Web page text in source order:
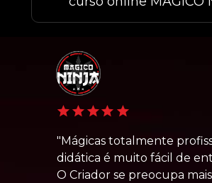
"Mágicas totalmente
didática é muito fácil de
O Criador se preocupa